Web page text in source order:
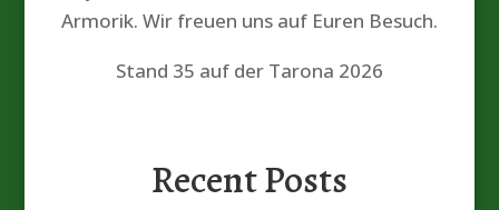
Armorik. Wir freuen uns auf Euren Besuch.
Stand 35 auf der Tarona 2026
Recent Posts